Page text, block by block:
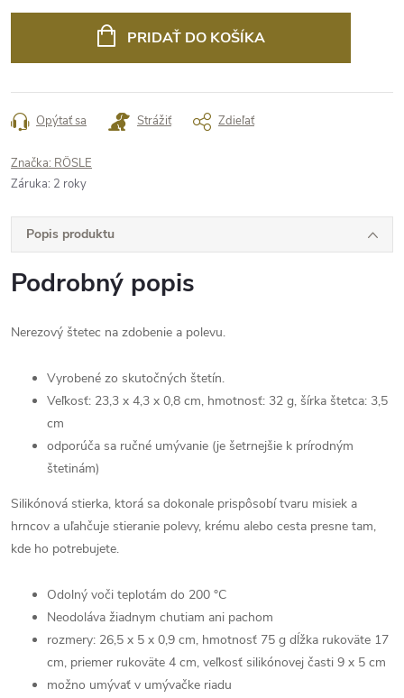
PRIDAŤ DO KOŠÍKA
Opýtať sa Strážiť Zdieľať
Značka: RÖSLE
Záruka: 2 roky
Popis produktu
Podrobný popis
Nerezový štetec na zdobenie a polevu.
Vyrobené zo skutočných štetín.
Veľkosť: 23,3 x 4,3 x 0,8 cm, hmotnosť: 32 g, šírka štetca: 3,5
cm
odporúča sa ručné umývanie (je šetrnejšie k prírodným
štetinám)
Silikónová stierka, ktorá sa dokonale prispôsobí tvaru misiek a
hrncov a uľahčuje stieranie polevy, krému alebo cesta presne tam,
kde ho potrebujete.
Odolný voči teplotám do 200 °C
Neodoláva žiadnym chutiam ani pachom
rozmery: 26,5 x 5 x 0,9 cm, hmotnosť 75 g dĺžka rukoväte 17
cm, priemer rukoväte 4 cm, veľkosť silikónovej časti 9 x 5 cm
možno umývať v umývačke riadu